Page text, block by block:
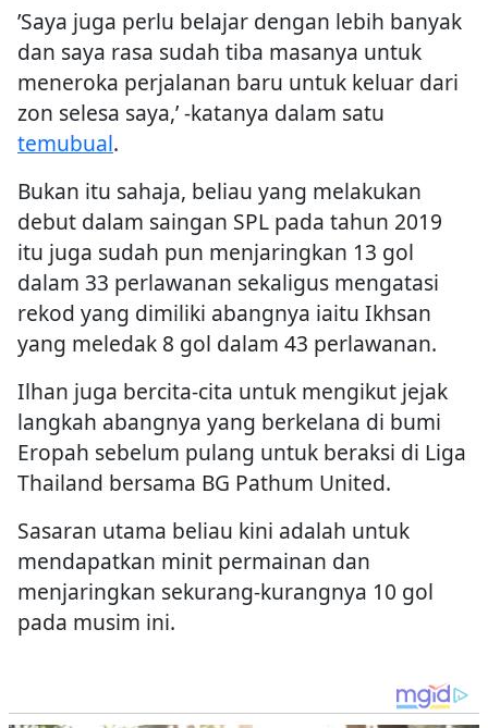
’Saya juga perlu belajar dengan lebih banyak
dan saya rasa sudah tiba masanya untuk
meneroka perjalanan baru untuk keluar dari
zon selesa saya,’ -katanya dalam satu
temubual.
Bukan itu sahaja, beliau yang melakukan
debut dalam saingan SPL pada tahun 2019
itu juga sudah pun menjaringkan 13 gol
dalam 33 perlawanan sekaligus mengatasi
rekod yang dimiliki abangnya iaitu Ikhsan
yang meledak 8 gol dalam 43 perlawanan.
Ilhan juga bercita-cita untuk mengikut jejak
langkah abangnya yang berkelana di bumi
Eropah sebelum pulang untuk beraksi di Liga
Thailand bersama BG Pathum United.
Sasaran utama beliau kini adalah untuk
mendapatkan minit permainan dan
menjaringkan sekurang-kurangnya 10 gol
pada musim ini.